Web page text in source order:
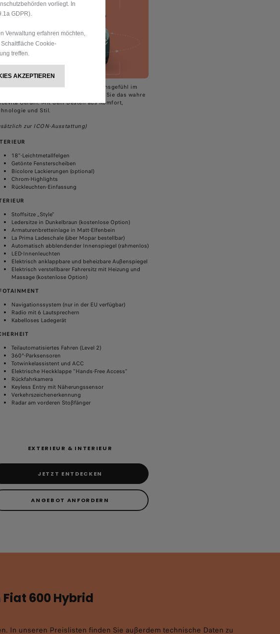
Sie das süße italienische Lebensgefühl im
600 Hybrid La Prima und entdecken Sie das wahre
Gefühl. Mit dem Besten aus Komfort,
und Stil.
zur ICON-Ausstattung)
18"-Leichtmetallfelgen
Getönte Fensterscheiben
Bicolore Lackierungen (optional)
Chrom-Highlights
Rückleuchten-Einfassung
Stoffsitze „Style"
Ledersitze in Dunkelbraun (kostenlose Option)
Armaturenbretteinlage in Matt-Elfenbein
La Prima Ladeschale (über Mopar bestellbar)
Automatisch abblendender Innenspiegel (rahmenlos)
LED-Innenleuchten
Elektrisch anklappbare und beheizbare Außenspiegel
Elektrisch verstellbarer Fahrersitz mit Heizung und
Massage (kostenlose Option)
Navigationssystem (nur in der EU verfügbar)
Radio mit 6 Lautsprechern
Kabelloses Ladegerät
Teilautomatisiertes Fahren (Level 2)
360°-Parksensoren
Totwinkelassistent und ACC
Elektrische Heckklappe "Hands-Free Access"
Rückfahrkamera
Keyless Entry mit Näherungssensor
Verkehrszeichenerkennung
Radar am vorderen Stoßfänger
EXTERIEUR & INTERIEUR
JETZT ENTDECKEN
ANGEBOT ANFORDERN
600 Hybrid
In unseren Preislisten finden Sie außerdem technische Daten zu
vorliegt. In
GDPR).
Verwaltung erfahren möchten,
Cookie-
treffen.
AKZEPTIEREN